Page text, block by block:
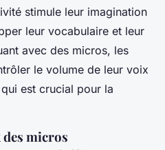
stimule leur imagination
leur vocabulaire et leur
avec des micros, les
le volume de leur voix
est crucial pour la
des micros